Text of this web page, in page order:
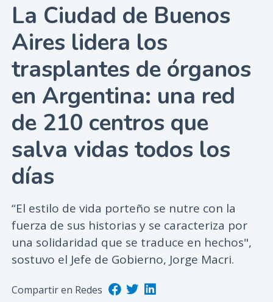
e
n
o
r
n
c
i
l
La Ciudad de Buenos
Aires lidera los
trasplantes de órganos
en Argentina: una red
de 210 centros que
salva vidas todos los
días
“El estilo de vida porteño se nutre con la
fuerza de sus historias y se caracteriza por
una solidaridad que se traduce en hechos",
sostuvo el Jefe de Gobierno, Jorge Macri.
Compartir en Redes